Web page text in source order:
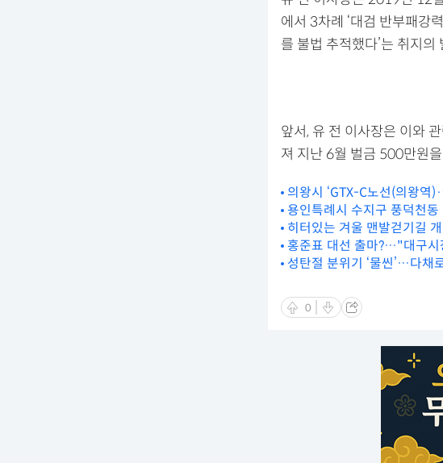
에서 3차례 ‘대검 반부패강
를 불법 추적했다’는 취지
앞서, 유 전 이사장은 이와
져 지난 6월 벌금 500만원
의왕시 ‘GTX-C노선(의왕역
용인특례시 수지구 풍덕천
히터있는 겨울 맨발걷기길
홍준표 대선 출마?…"대구시
성탄절 분위기 ‘물씬’…다채
0